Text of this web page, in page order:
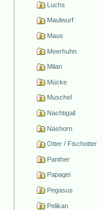
Luchs
Maulwurf
Maus
Meerhuhn
Milan
Mücke
Muschel
Nachtigall
Nashorn
Otter / Fischotter
Panther
Papagei
Pegasus
Pelikan